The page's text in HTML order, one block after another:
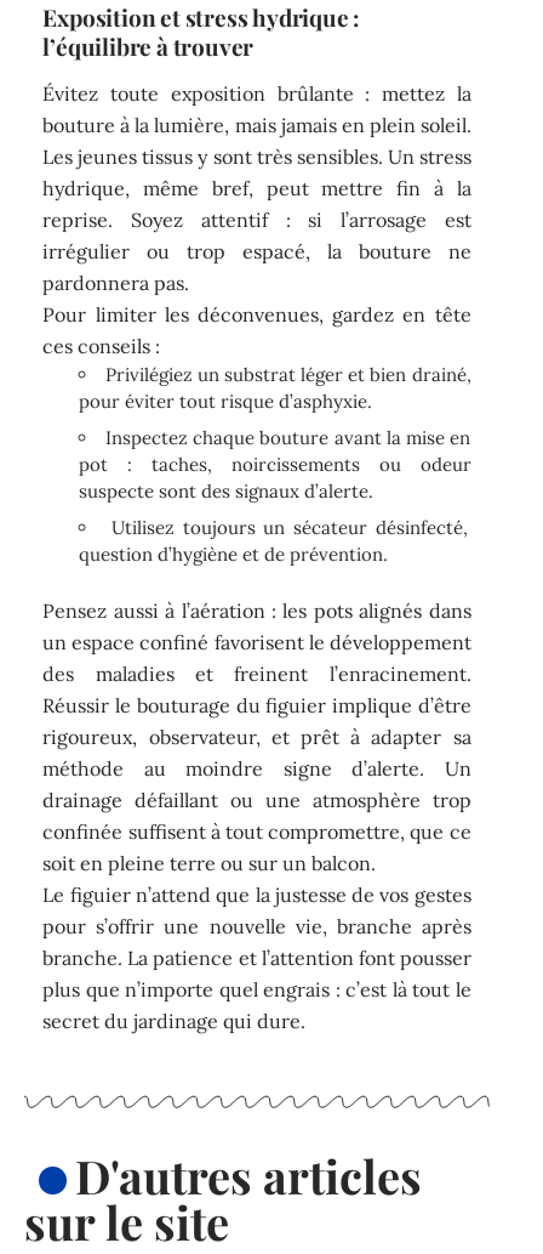
Exposition et stress hydrique :
l’équilibre à trouver
Évitez toute exposition brûlante : mettez la
bouture à la lumière, mais jamais en plein soleil.
Les jeunes tissus y sont très sensibles. Un stress
hydrique, même bref, peut mettre fin à la
reprise. Soyez attentif : si l’arrosage est
irrégulier ou trop espacé, la bouture ne
pardonnera pas.
Pour limiter les déconvenues, gardez en tête
ces conseils :
Privilégiez un substrat léger et bien drainé,
pour éviter tout risque d’asphyxie.
Inspectez chaque bouture avant la mise en
pot : taches, noircissements ou odeur
suspecte sont des signaux d’alerte.
Utilisez toujours un sécateur désinfecté,
question d’hygiène et de prévention.
Pensez aussi à l’aération : les pots alignés dans
un espace confiné favorisent le développement
des maladies et freinent l’enracinement.
Réussir le bouturage du figuier implique d’être
rigoureux, observateur, et prêt à adapter sa
méthode au moindre signe d’alerte. Un
drainage défaillant ou une atmosphère trop
confinée suffisent à tout compromettre, que ce
soit en pleine terre ou sur un balcon.
Le figuier n’attend que la justesse de vos gestes
pour s’offrir une nouvelle vie, branche après
branche. La patience et l’attention font pousser
plus que n’importe quel engrais : c’est là tout le
secret du jardinage qui dure.
D'autres articles
sur le site